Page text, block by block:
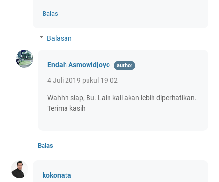
Balas
Balasan
Endah Asmowidjoyo
4 Juli 2019 pukul 19.02
Wahhh siap, Bu. Lain kali akan lebih diperhatikan.
Terima kasih
Balas
kokonata